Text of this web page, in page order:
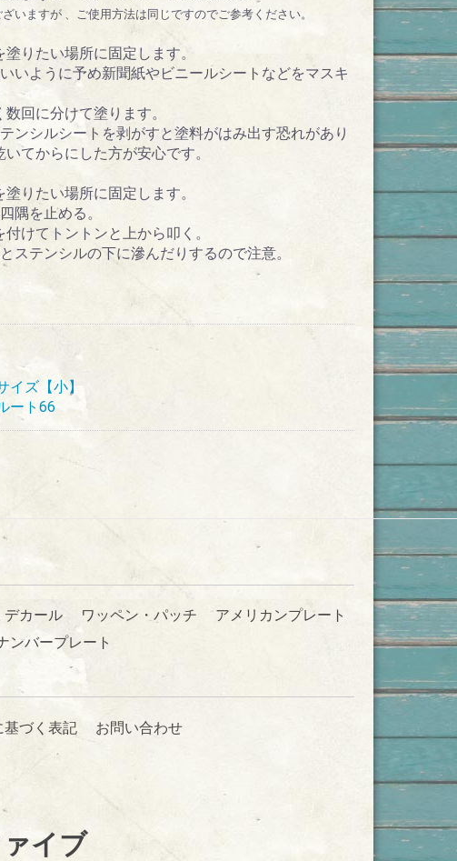
いますが 、ご使用方法は同じですのでご参考ください。
塗りたい場所に固定します。
いように予め新聞紙やビニールシートなどをマスキ
回に分けて塗ります。
ンシルシートを剥がすと塗料がはみ出す恐れがあり
てからにした方が安心です。
塗りたい場所に固定します。
隅を止める。
付けてトントンと上から叩く。
ステンシルの下に滲んだりするので注意。
イズ【小】
ート66
デカール ワッペン・パッチ
アメリカンプレート
ンバープレート
基づく表記 お問い合わせ
イブ